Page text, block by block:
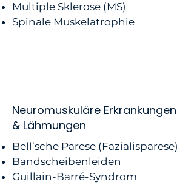
Multiple Sklerose (MS)
Spinale Muskelatrophie
Neuromuskuläre Erkrankungen
& Lähmungen
Bell’sche Parese (Fazialisparese)
Bandscheibenleiden
Guillain-Barré-Syndrom